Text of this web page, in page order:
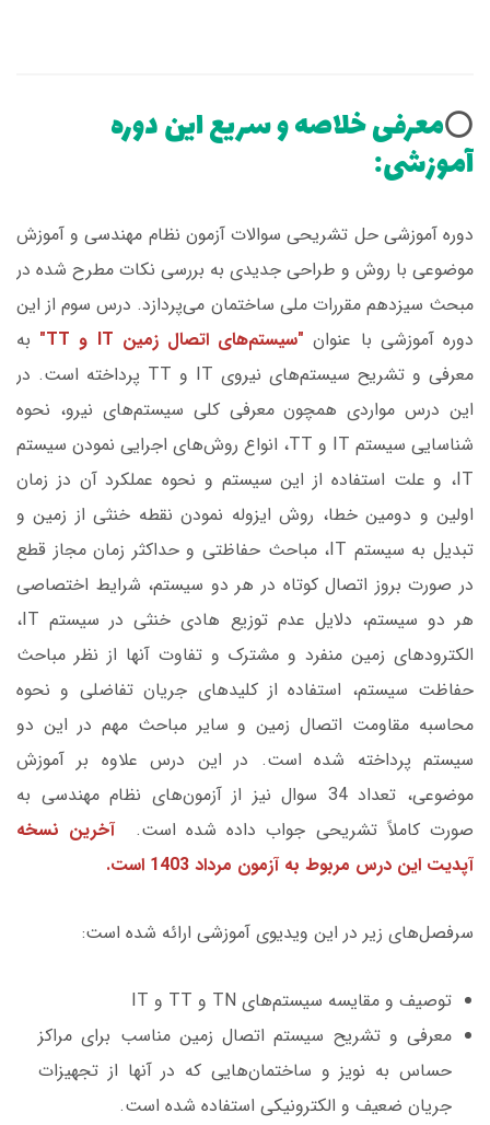
⭕️معرفی خلاصه و سریع این دوره
آموزشی:
دوره آموزشی حل تشریحی سوالات آزمون نظام مهندسی و آموزش
موضوعی با روش و طراحی جدیدی به بررسی نکات مطرح شده در
مبحث سیزدهم مقررات ملی ساختمان می‌پردازد. درس سوم از این
دوره آموزشی با عنوان "سیستم‌های اتصال زمین IT و TT"
به
معرفی و تشریح سیستم‌‌های نیروی IT و TT پرداخته است. در
این درس مواردی همچون معرفی کلی سیستم‌های نیرو، نحوه
شناسایی سیستم IT و TT، انواع روش‌های اجرایی نمودن سیستم
IT، و علت استفاده از این سیستم و نحوه عملکرد آن دز زمان
اولین و دومین خطا، روش ایزوله نمودن نقطه خنثی از زمین و
تبدیل به سیستم IT، مباحث حفاظتی و حداکثر زمان مجاز قطع
در صورت بروز اتصال کوتاه در هر دو سیستم، شرایط اختصاصی
هر دو سیستم، دلایل عدم توزیع هادی خنثی در سیستم IT،
الکترودهای زمین منفرد و مشترک و تفاوت آنها از نظر مباحث
حفاظت سیستم، استفاده از کلیدهای جریان تفاضلی و نحوه
محاسبه مقاومت اتصال زمین و سایر مباحث مهم در این دو
سیستم پرداخته شده است. در این درس علاوه بر آموزش
موضوعی، تعداد 34 سوال نیز از آزمون‌های نظام مهندسی به
صورت کاملاً تشریحی جواب داده شده است.
آخرین نسخه
آپدیت این درس مربوط به آزمون مرداد 1403 است.
سرفصل‌های زیر در این ویدیوی آموزشی ارائه شده است:
توصیف و مقایسه سیستم‌های TN و TT و IT
معرفی و تشریح سیستم اتصال زمین مناسب برای مراکز
حساس به نویز و ساختمان‌هایی که در آنها از تجهیزات
جریان ضعیف و الکترونیکی استفاده شده است.